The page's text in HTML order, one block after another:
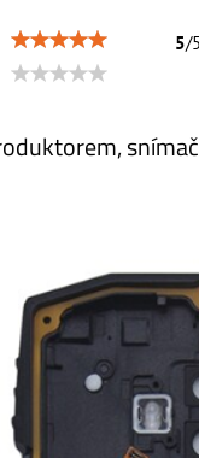
5/5